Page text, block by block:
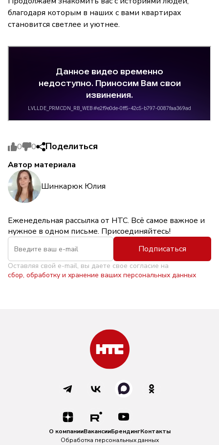
благодаря которым в наших с вами квартирах
становится светлее и уютнее.
0 0 Поделиться
Автор материала
Шинкарюк Юлия
Еженедельная рассылка от НТС. Всё самое важное и
нужное в одном письме. Присоединяйтесь!
Подписаться
Оставляя свой e-mail, вы даете свое согласие на
сбор, обработку и хранение ваших персональных данных
О компанииВакансииБрендингКонтакты
Обработка персональных данных